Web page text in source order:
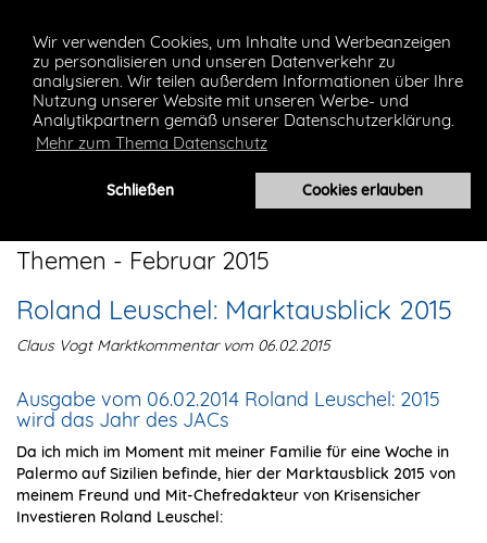
Wir verwenden Cookies, um Inhalte und Werbeanzeigen
zu personalisieren und unseren Datenverkehr zu
analysieren. Wir teilen außerdem Informationen über Ihre
Nutzung unserer Website mit unseren Werbe- und
Analytikpartnern gemäß unserer Datenschutzerklärung.
Mehr zum Thema Datenschutz
Schließen Cookies erlauben
Themen - Februar 2015
Roland Leuschel: Marktausblick 2015
Claus Vogt Marktkommentar vom 06.02.2015
Ausgabe vom 06.02.2014 Roland Leuschel: 2015
wird das Jahr des JACs
Da ich mich im Moment mit meiner Familie für eine Woche in
Palermo auf Sizilien befinde, hier der Marktausblick 2015 von
meinem Freund und Mit-Chefredakteur von Krisensicher
Investieren Roland Leuschel: